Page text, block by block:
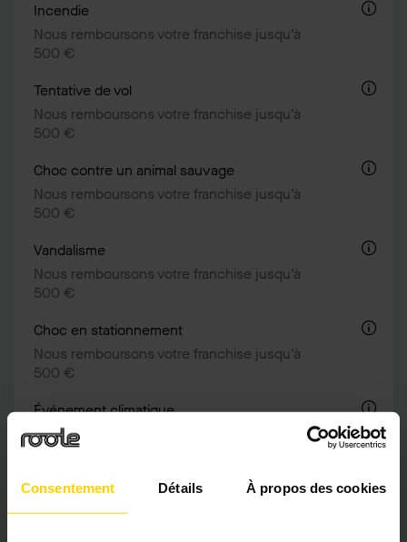
Consentement Détails À propos des cookies
Incendie
Nous remboursons votre franchise jusqu’à
500 €
Tentative de vol
Nous remboursons votre franchise jusqu’à
500 €
Choc contre un animal sauvage
Nous remboursons votre franchise jusqu’à
500 €
Vandalisme
Nous remboursons votre franchise jusqu’à
500 €
Choc en stationnement
Nous remboursons votre franchise jusqu’à
500 €
Événement climatique
Nous remboursons votre franchise jusqu’à
500 €, 1 fois par an
Vol de pièces détachées
Nous remboursons votre franchise jusqu’à